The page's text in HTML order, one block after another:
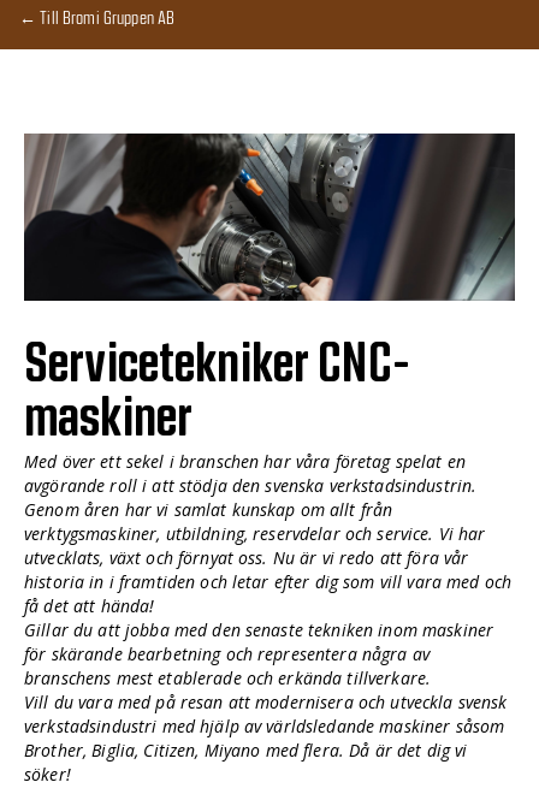
← Till Bromi Gruppen AB
Servicetekniker CNC-
maskiner
Med över ett sekel i branschen har våra företag spelat en
avgörande roll i att stödja den svenska verkstadsindustrin.
Genom åren har vi samlat kunskap om allt från
verktygsmaskiner, utbildning, reservdelar och service. Vi har
utvecklats, växt och förnyat oss. Nu är vi redo att föra vår
historia in i framtiden och letar efter dig som vill vara med och
få det att hända!
Gillar du att jobba med den senaste tekniken inom maskiner
för skärande bearbetning och representera några av
branschens mest etablerade och erkända tillverkare.
Vill du vara med på resan att modernisera och utveckla svensk
verkstadsindustri med hjälp av världsledande maskiner såsom
Brother, Biglia, Citizen, Miyano med flera. Då är det dig vi
söker!